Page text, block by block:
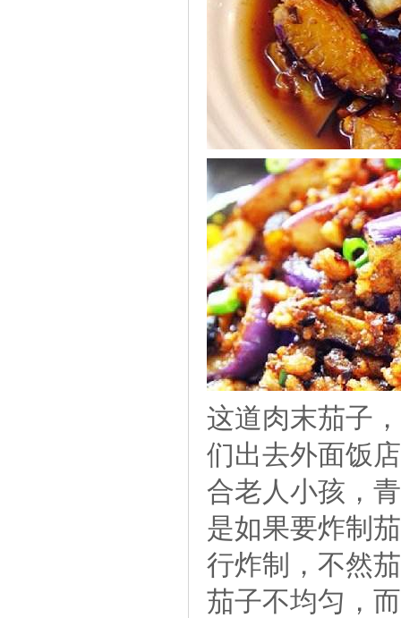
这道肉末茄子
们出去外面饭
合老人小孩，
是如果要炸制
行炸制，不然
茄子不均匀，